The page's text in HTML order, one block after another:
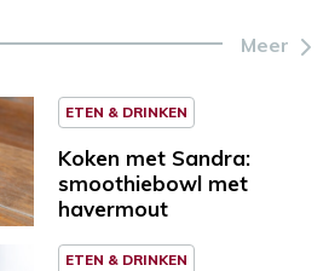
Meer
ETEN & DRINKEN
Koken met Sandra:
smoothiebowl met
havermout
ETEN & DRINKEN